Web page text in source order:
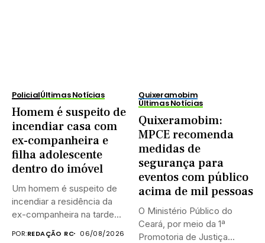
PolicialÚltimas Notícias
Homem é suspeito de
incendiar casa com
ex-companheira e
filha adolescente
dentro do imóvel
Um homem é suspeito de
incendiar a residência da
ex-companheira na tarde...
POR:REDAÇÃO RC 06/08/2026
Quixeramobim
Últimas Notícias
Quixeramobim:
MPCE recomenda
medidas de
segurança para
eventos com público
acima de mil pessoas
O Ministério Público do
Ceará, por meio da 1ª
Promotoria de Justiça...